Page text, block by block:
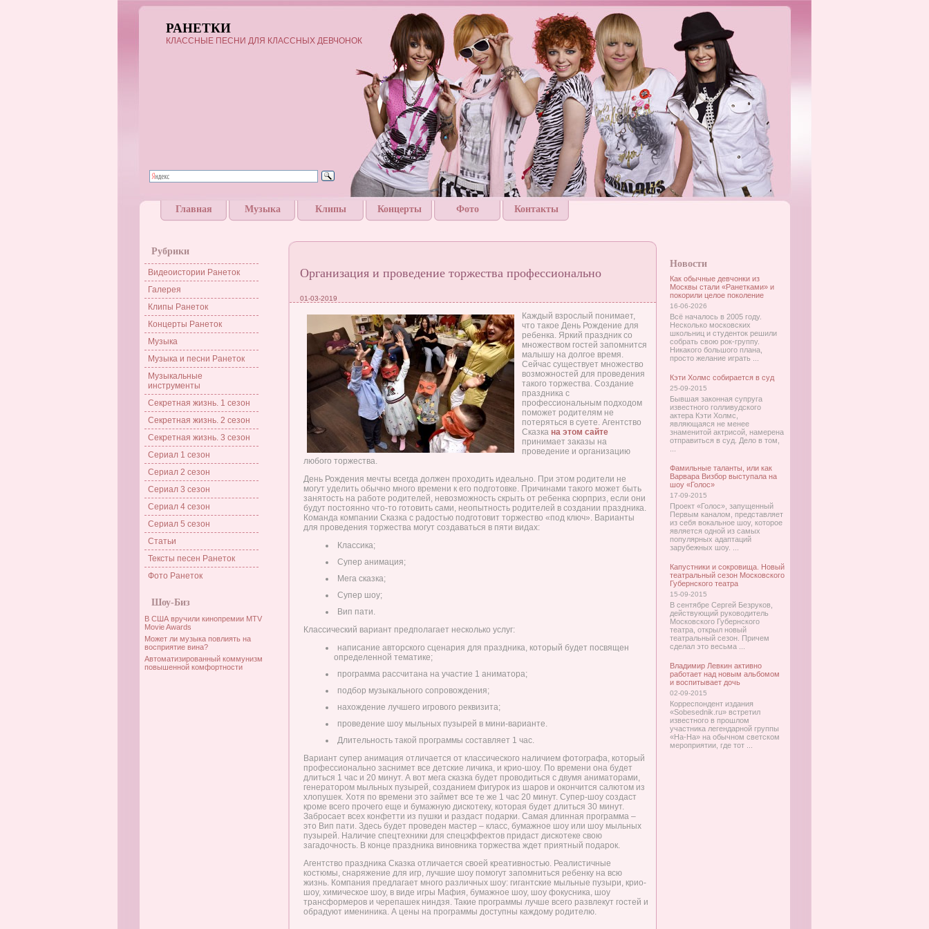
РАНЕТКИ
КЛАССНЫЕ ПЕСНИ ДЛЯ КЛАССНЫХ ДЕВЧОНОК
Главная Музыка Клипы Концерты Фото Контакты
Рубрики
Видеоистории Ранеток
Галерея
Клипы Ранеток
Концерты Ранеток
Музыка
Музыка и песни Ранеток
Музыкальные
инструменты
Секретная жизнь. 1 сезон
Секретная жизнь. 2 сезон
Секретная жизнь. 3 сезон
Сериал 1 сезон
Сериал 2 сезон
Сериал 3 сезон
Сериал 4 сезон
Сериал 5 сезон
Статьи
Тексты песен Ранеток
Фото Ранеток
Шоу-Биз
В США вручили кинопремии MTV
Movie Awards
Может ли музыка повлиять на
восприятие вина?
Автоматизированный коммунизм
повышенной комфортности
Организация и проведение торжества профессионально
01-03-2019
Каждый взрослый понимает,
что такое День Рождение для
ребенка. Яркий праздник со
множеством гостей запомнится
малышу на долгое время.
Сейчас существует множество
возможностей для проведения
такого торжества. Создание
праздника с
профессиональным подходом
поможет родителям не
потеряться в суете. Агентство
Сказка на этом сайте
принимает заказы на
проведение и организацию
любого торжества.
День Рождения мечты всегда должен проходить идеально. При этом родители не
могут уделить обычно много времени к его подготовке. Причинами такого может быть
занятость на работе родителей, невозможность скрыть от ребенка сюрприз, если они
будут постоянно что-то готовить сами, неопытность родителей в создании праздника.
Команда компании Сказка с радостью подготовит торжество «под ключ». Варианты
для проведения торжества могут создаваться в пяти видах:
Классика;
Супер анимация;
Мега сказка;
Супер шоу;
Вип пати.
Классический вариант предполагает несколько услуг:
написание авторского сценария для праздника, который будет посвящен
определенной тематике;
программа рассчитана на участие 1 аниматора;
подбор музыкального сопровождения;
нахождение лучшего игрового реквизита;
проведение шоу мыльных пузырей в мини-варианте.
Длительность такой программы составляет 1 час.
Вариант супер анимация отличается от классического наличием фотографа, который
профессионально заснимет все детские личика, и крио-шоу. По времени она будет
длиться 1 час и 20 минут. А вот мега сказка будет проводиться с двумя аниматорами,
генератором мыльных пузырей, созданием фигурок из шаров и окончится салютом из
хлопушек. Хотя по времени это займет все те же 1 час 20 минут. Супер-шоу создаст
кроме всего прочего еще и бумажную дискотеку, которая будет длиться 30 минут.
Забросает всех конфетти из пушки и раздаст подарки. Самая длинная программа –
это Вип пати. Здесь будет проведен мастер – класс, бумажное шоу или шоу мыльных
пузырей. Наличие спецтехники для спецэффектов придаст дискотеке свою
загадочность. В конце праздника виновника торжества ждет приятный подарок.
Агентство праздника Сказка отличается своей креативностью. Реалистичные
костюмы, снаряжение для игр, лучшие шоу помогут запомниться ребенку на всю
жизнь. Компания предлагает много различных шоу: гигантские мыльные пузыри, крио-
шоу, химическое шоу, в виде игры Мафия, бумажное шоу, шоу фокусника, шоу
трансформеров и черепашек ниндзя. Такие программы лучше всего развлекут гостей и
обрадуют имениника. А цены на программы доступны каждому родителю.
Новости
Как обычные девчонки из
Москвы стали «Ранетками» и
покорили целое поколение
16-06-2026
Всё началось в 2005 году.
Несколько московских
школьниц и студенток решили
собрать свою рок-группу.
Никакого большого плана,
просто желание играть ...
Кэти Холмс собирается в суд
25-09-2015
Бывшая законная супруга
известного голливудского
актера Кэти Холмс,
являющаяся не менее
знаменитой актрисой, намерена
отправиться в суд. Дело в том,
Фамильные таланты, или как
Варвара Визбор выступала на
шоу «Голос»
17-09-2015
Проект «Голос», запущенный
Первым каналом, представляет
из себя вокальное шоу, которое
является одной из самых
популярных адаптаций
зарубежных шоу. ...
Капустники и сокровища. Новый
театральный сезон Московского
Губернского театра
15-09-2015
В сентябре Сергей Безруков,
действующий руководитель
Московского Губернского
театра, открыл новый
театральный сезон. Причем
сделал это весьма ...
Владимир Левкин активно
работает над новым альбомом
и воспитывает дочь
02-09-2015
Корреспондент издания
«Sobesednik.ru» встретил
известного в прошлом
участника легендарной группы
«На-На» на обычном светском
мероприятии, где тот ...